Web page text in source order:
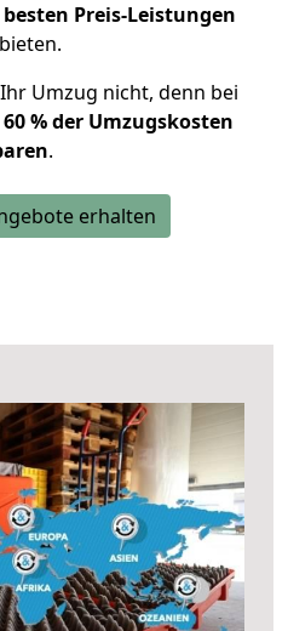
besten Preis-Leistungen
Umzug nicht, denn bei
60 % der Umzugskosten
.
erhalten